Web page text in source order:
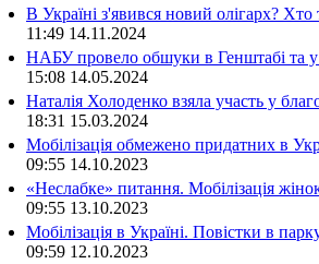
В Україні з'явився новий олігарх?
11:49 14.11.2024
НАБУ провело обшуки в Генштабі та
15:08 14.05.2024
Наталія Холоденко взяла участь у
18:31 15.03.2024
Мобілізація обмежено придатних в
09:55 14.10.2023
«Неслабке» питання. Мобілізація
09:55 13.10.2023
Мобілізація в Україні. Повістки в
09:59 12.10.2023